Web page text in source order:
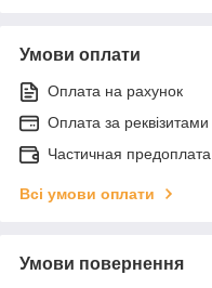
Умови оплати
Оплата на рахунок
Оплата за реквізитами
Частичная
Всі умови оплати
Умови повернення